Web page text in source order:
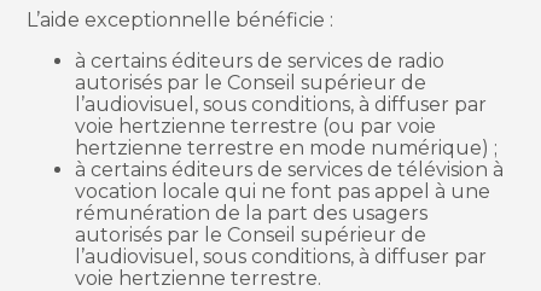
L’aide exceptionnelle bénéficie :
à certains éditeurs de services de radio
autorisés par le Conseil supérieur de
l’audiovisuel, sous conditions, à diffuser par
voie hertzienne terrestre (ou par voie
hertzienne terrestre en mode numérique) ;
à certains éditeurs de services de télévision à
vocation locale qui ne font pas appel à une
rémunération de la part des usagers
autorisés par le Conseil supérieur de
l’audiovisuel, sous conditions, à diffuser par
voie hertzienne terrestre.